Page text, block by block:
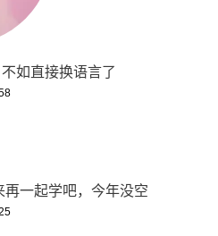
如直接换语言了
再一起学吧，今年没空